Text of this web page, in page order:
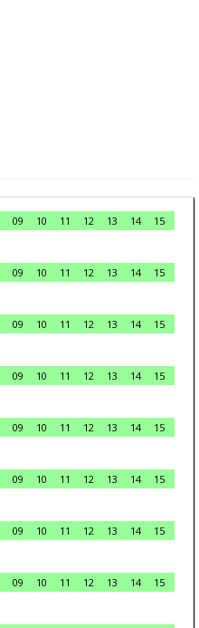
09 10 11 12 13 14
15
09 10 11 12 13 14
15
09 10 11 12 13 14
15
09 10 11 12 13 14
15
09 10 11 12 13 14
15
09 10 11 12 13 14
15
09 10 11 12 13 14
15
09 10 11 12 13 14
15